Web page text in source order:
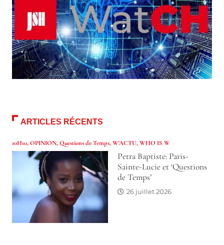
ARTICLES RÉCENTS
10H10,OPINION,Questions de Temps,W'ACTU,WHO IS W
Petra Baptiste: Paris-
Sainte-Lucie et ‘Questions
de Temps’
26 juillet 2026